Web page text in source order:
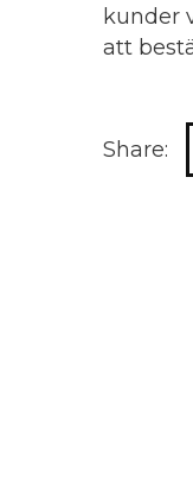
kunder
att
Share: